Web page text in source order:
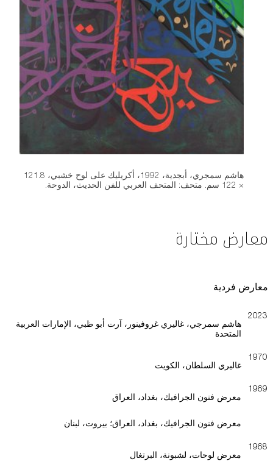
هاشم سمجري، أبجدية، 1992، أكريليك على لوح خشبي، 121.8
× 122 سم. متحف: المتحف العربي للفن الحديث، الدوحة.
معارض مختارة
معارض فردية
2023
هاشم سمرجي، غاليري غروفينور، آرت أبو ظبي، الإمارات العربية
المتحدة
1970
غاليري السلطان، الكويت
1969
معرض فنون الجرافيك، بغداد، العراق
معرض فنون الجرافيك، بغداد، العراق؛ بيروت، لبنان
1968
معرض لوحات، لشبونة، البرتغال